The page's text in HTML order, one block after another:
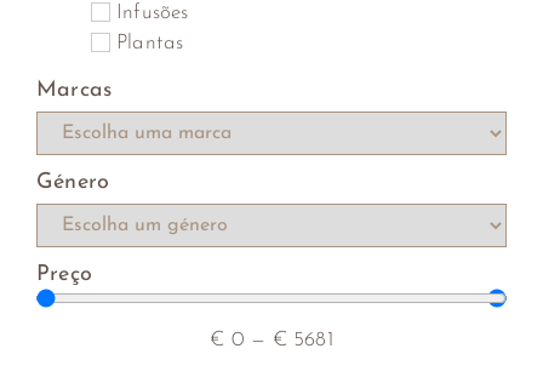
Infusões
Plantas
Cogumelos, algas marinhas, algas secas e
rebentos
Compotas e cremes de barrar
Farinhas, leveduras e sêmolas
Hambúrgueres vegetarianos
Iogurtes e sobremesas vegetais
Macrobiótica
Mercearia
Molhos, óleos, vinagres e condimentos
Marcas
Género
Preço
€ 0 — € 5681